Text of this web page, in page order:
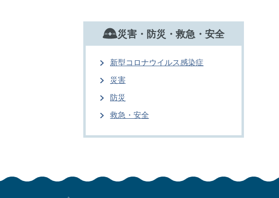
災害・防災・救急・安全
新型コロナウイルス感染症
災害
防災
救急・安全